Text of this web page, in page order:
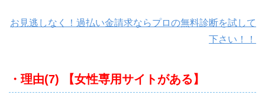
お見逃しなく！過払い金請求ならプロの無料診断を試して
下さい！！
・理由(7) 【女性専用サイトがある】